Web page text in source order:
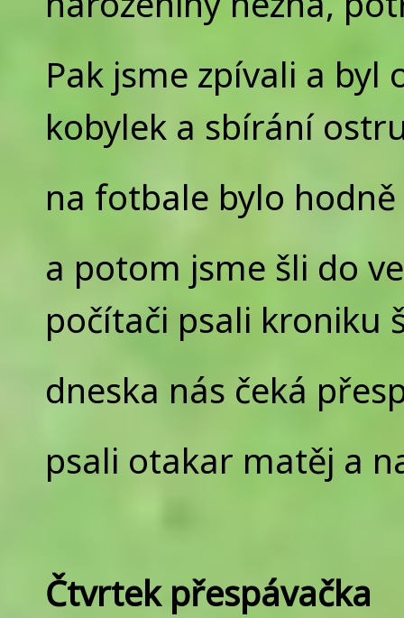
Pak jsme zpívali a
kobylek a sbírání
na fotbale bylo
a potom jsme šli do
počítači psali kroniku
dneska nás čeká
psali otakar matěj a
Čtvrtek přespávačka